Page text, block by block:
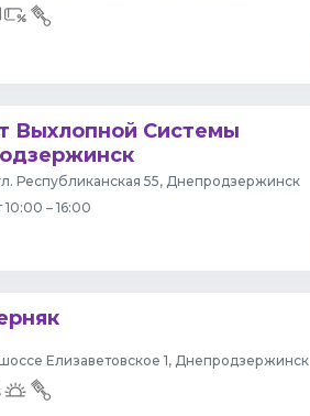
Выхлопной Системы
Республиканская 55, Днепродзержинск
– 16:00
Елизаветовское 1, Днепродзержинск